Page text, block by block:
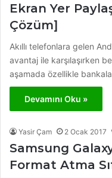
Ekran Yer
Çözüm]
Akıllı telefonlara gelen
avantaj ile karşılaşırken
aşamada özellikle
Devamını Oku »
Yasir Çam 2 Ocak 2017
Samsung
Format Atma